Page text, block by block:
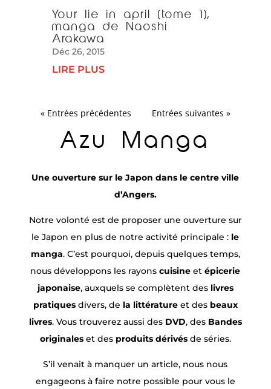
Your lie in april (tome 1),
manga de Naoshi
Arakawa
Déc 26, 2015
LIRE PLUS
« Entrées précédentes Entrées suivantes »
Azu Manga
Une ouverture sur le Japon dans le centre ville
d’Angers.
Notre volonté est de proposer une ouverture sur
le Japon en plus de notre activité principale : le
manga. C’est pourquoi, depuis quelques temps,
nous développons les rayons cuisine et épicerie
japonaise, auxquels se complètent des livres
pratiques divers, de la littérature et des beaux
livres. Vous trouverez aussi des DVD, des Bandes
originales et des produits dérivés de séries.
S’il venait à manquer un article, nous nous
engageons à faire notre possible pour vous le